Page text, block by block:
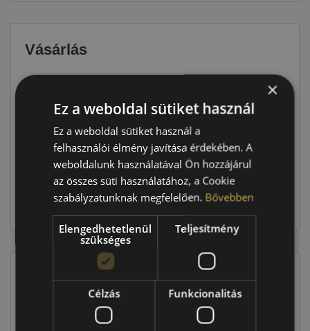
Vásárlás
44 990 Ft
179 960 Ft
Kosárba
EU-s abroncscímke
×
Ez a weboldal sütiket használ
Ez a weboldal sütiket használ a
felhasználói élmény javítása érdekében. A
weboldalunk használatával Ön hozzájárul
az összes süti használatához, a Cookie
szabályzatunknak megfelelően. Bővebben
Elengedhetetlenül
szükséges
Teljesítmény
Célzás Funkcionalitás